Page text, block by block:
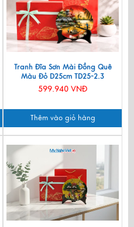
Tranh Đĩa Sơn Mài Đồng Quê
Màu Đỏ D25cm TD25-2.3
599.940 VNĐ
Thêm vào giỏ hàng